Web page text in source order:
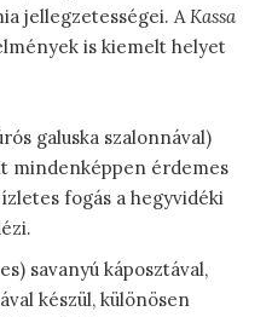
jellegzetességei. AKassa
is kiemelt helyet
galuska szalonnával)
mindenképpen érdemes
fogás a hegyvidéki
savanyú káposztával,
készül, különösen